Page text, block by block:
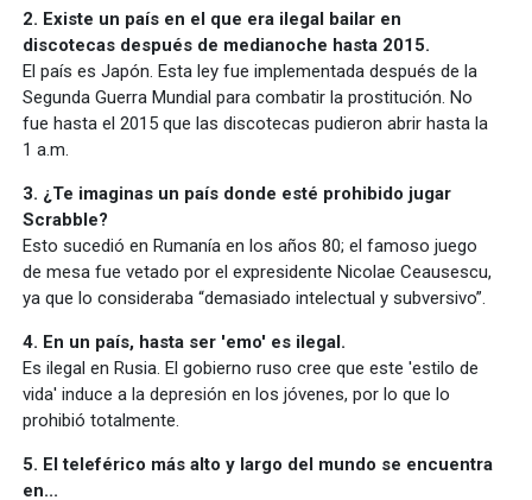
2. Existe un país en el que era ilegal bailar en
discotecas después de medianoche hasta 2015.
El país es Japón. Esta ley fue implementada después de la
Segunda Guerra Mundial para combatir la prostitución. No
fue hasta el 2015 que las discotecas pudieron abrir hasta la
1 a.m.
3. ¿Te imaginas un país donde esté prohibido jugar
Scrabble?
Esto sucedió en Rumanía en los años 80; el famoso juego
de mesa fue vetado por el expresidente Nicolae Ceausescu,
ya que lo consideraba “demasiado intelectual y subversivo”.
4. En un país, hasta ser 'emo' es ilegal.
Es ilegal en Rusia. El gobierno ruso cree que este 'estilo de
vida' induce a la depresión en los jóvenes, por lo que lo
prohibió totalmente.
5. El teleférico más alto y largo del mundo se encuentra
en...